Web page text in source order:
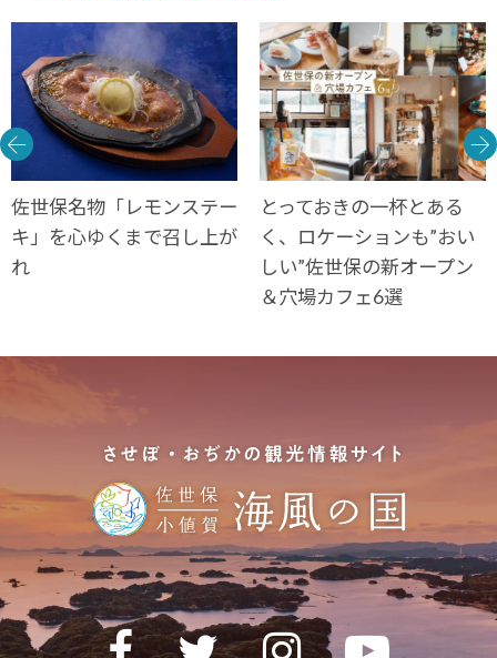
佐世保名物「レモンステー
キ」を心ゆくまで召し上が
れ
とっておきの一杯とある
く、ロケーションも”おい
しい”佐世保の新オープン
＆穴場カフェ6選